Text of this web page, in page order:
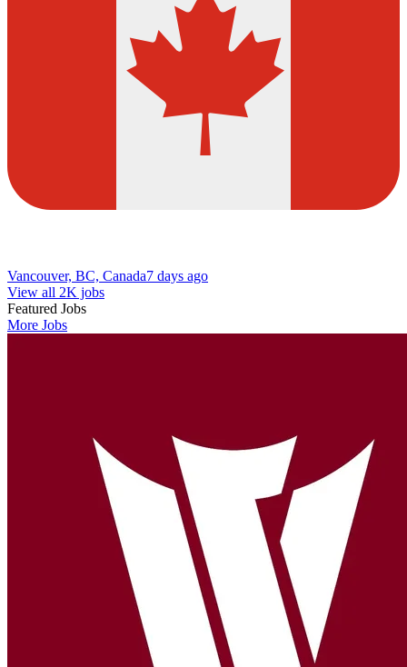
Vancouver, BC, Canada7 days ago
View all 2K jobs
Featured Jobs
More Jobs